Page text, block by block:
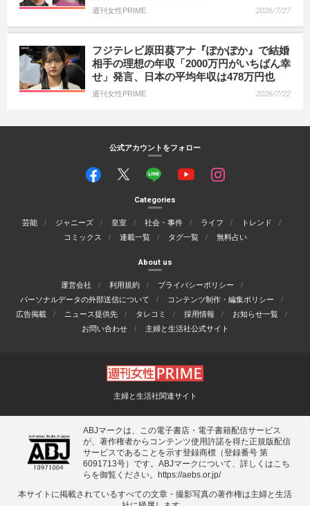
週刊女性PRIME 2026/7/27
フジテレビ原田葵アナ『ぽかぽか』で結婚
相手の理想の年収「2000万円がいちばん幸
せ」発言、日本の平均年収は478万円也
週刊女性PRIME 2026/7/22
公式アカウントをフォロー
Categories
芸能 ジャニーズ 皇室 社会・事件 ライフ
トレンド
コミックス
連載一覧 タグ一覧 無料占い
About us
運営会社 利用規約
プライバシーポリシー
パーソナルデータの外部送信について
コンテンツ制作・編集ポリシー
広告掲載
ニュース提供先 タレコミ 採用情報
お知らせ一覧
お問い合わせ
主婦と生活社公式サイト
主婦と生活社関連サイト
ABJマークは、この電子書店・電子書籍配信サービス
が、著作権者からコンテンツ使用許諾を得た正規版配信
サービスであることを示す登録商標（登録番号 第
6091713号）です。ABJマークについて、詳しくはこち
らを御覧ください。 https://aebs.or.jp/
本サイトに掲載されているすべての⽂章・撮影写真の著作権は主婦と⽣活